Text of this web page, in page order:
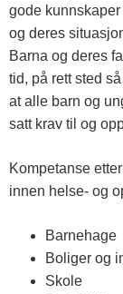
gode
og deres
Barna og deres
tid, på rett sted
at alle barn og
satt krav til og
Kompetanse
innen helse- og
Barnehage
Boliger og
Skole